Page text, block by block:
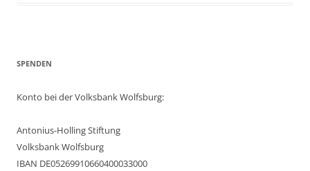
SPENDEN
Konto bei der Volksbank Wolfsburg:
Antonius-Holling Stiftung
Volksbank Wolfsburg
IBAN DE05269910660400033000